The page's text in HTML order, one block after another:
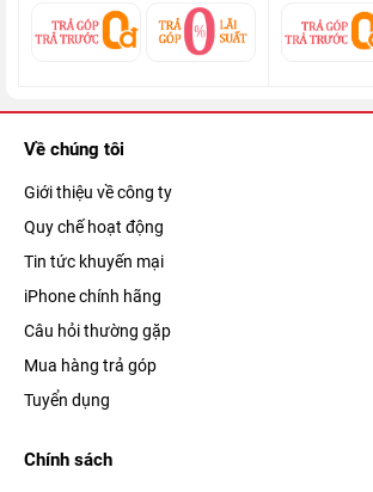
Chế độ chân dung với khả năng kiểm soát
để dồn hết sự tập trung vào đối tượng.
Về chúng tôi
Giới thiệu về công ty
Quy chế hoạt động
Tin tức khuyến mại
iPhone chính hãng
Câu hỏi thường gặp
Mua hàng trả góp
Tuyển dụng
Chính sách